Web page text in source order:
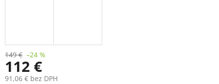
149 € –24 %
112 €
91,06 € bez DPH